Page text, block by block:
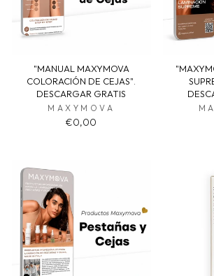
"MANUAL MAXYMOVA
COLORACIÓN DE CEJAS".
DESCARGAR GRATIS
MAXYMOVA
€0,00